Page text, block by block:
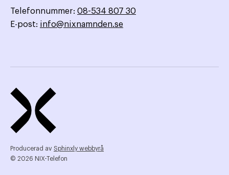
Telefonnummer: 08-534 807 30
E-post: info@nixnamnden.se
Producerad av Sphinxly webbyrå
© 2026 NIX-Telefon